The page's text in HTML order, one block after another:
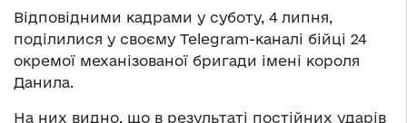
Відповідними кадрами у суботу, 4 липня,
поділилися у своєму Telegram-каналі бійці 24
окремої механізованої бригади імені короля
Данила.
На них видно, що в результаті постійних ударів